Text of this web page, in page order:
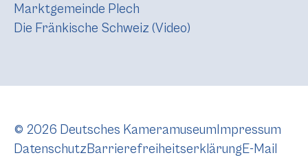
Marktgemeinde Plech
Die Fränkische Schweiz (Video)
© 2026 Deutsches Kameramuseum Impressum
DatenschutzBarrierefreiheitserklärungE-Mail